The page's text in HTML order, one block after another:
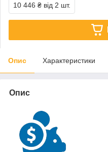
10 446 ₴ від 2 шт.
Опис Характеристики
Опис